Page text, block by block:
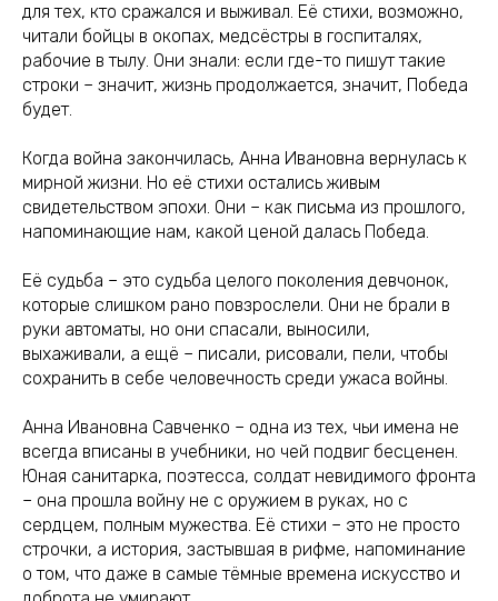
для тех, кто сражался и выживал. Её стихи, возможно,
читали бойцы в окопах, медсёстры в госпиталях,
рабочие в тылу. Они знали: если где-то пишут такие
строки – значит, жизнь продолжается, значит, Победа
будет.
Когда война закончилась, Анна Ивановна вернулась к
мирной жизни. Но её стихи остались живым
свидетельством эпохи. Они – как письма из прошлого,
напоминающие нам, какой ценой далась Победа.
Её судьба – это судьба целого поколения девчонок,
которые слишком рано повзрослели. Они не брали в
руки автоматы, но они спасали, выносили,
выхаживали, а ещё – писали, рисовали, пели, чтобы
сохранить в себе человечность среди ужаса войны.
Анна Ивановна Савченко – одна из тех, чьи имена не
всегда вписаны в учебники, но чей подвиг бесценен.
Юная санитарка, поэтесса, солдат невидимого фронта
– она прошла войну не с оружием в руках, но с
сердцем, полным мужества. Её стихи – это не просто
строчки, а история, застывшая в рифме, напоминание
о том, что даже в самые тёмные времена искусство и